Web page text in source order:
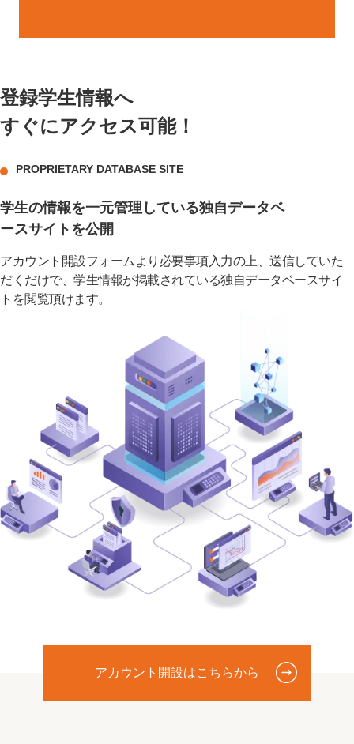
登録学生情報へ
すぐにアクセス可能！
PROPRIETARY DATABASE SITE
学生の情報を一元管理している独自データベ
ースサイトを公開
アカウント開設フォームより必要事項入力の上、送信していた
だくだけで、学生情報が掲載されている独自データベースサイ
トを閲覧頂けます。
アカウント開設はこちらから